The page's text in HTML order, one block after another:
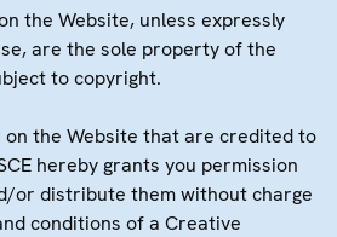
the Website, unless expressly
are the sole property of the
to copyright.
on the Website that are credited to
hereby grants you permission
or distribute them without charge
conditions of a Creative